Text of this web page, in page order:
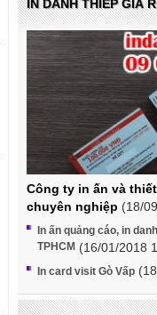
IN DANH THIẾP GIÁ
Công ty in ấn và
chuyên nghiệp (18/
In ấn quảng cáo, in
TPHCM (16/01/2018
In card visit Gò Vấp